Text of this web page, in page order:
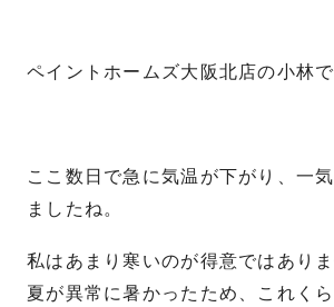
ペイントホームズ大阪北店の小林
ここ数日で急に気温が下がり、一
ましたね。
私はあまり寒いのが得意ではあり
夏が異常に暑かったため、これく